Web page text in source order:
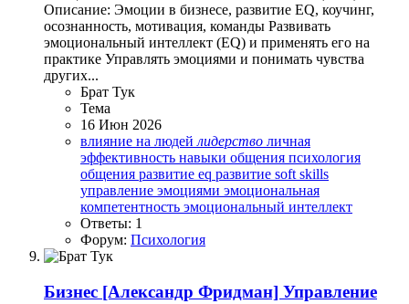
Описание: Эмоции в бизнесе, развитие EQ, коучинг,
осознанность, мотивация, команды Развивать
эмоциональный интеллект (EQ) и применять его на
практике Управлять эмоциями и понимать чувства
других...
Брат Тук
Тема
16 Июн 2026
влияние на людей лидерство личная
эффективность навыки общения психология
общения развитие eq развитие soft skills
управление эмоциями эмоциональная
компетентность эмоциональный интеллект
Ответы: 1
Форум: Психология
Бизнес [Александр Фридман] Управление